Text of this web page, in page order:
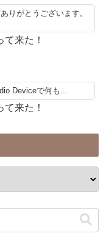
りがとうございます。
来た！
Deviceで何も...
来た！